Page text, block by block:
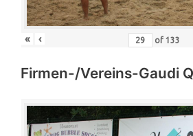
« ‹ of 133
Firmen-/Vereins-Gaudi